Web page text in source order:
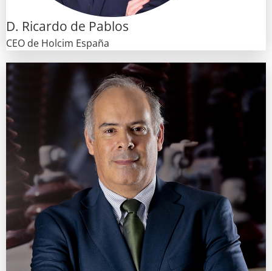
D. Ricardo de Pablos
CEO de Holcim España